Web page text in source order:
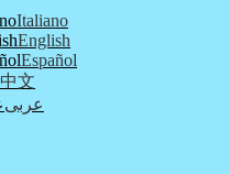
Italiano
English
Español
中文
عربى